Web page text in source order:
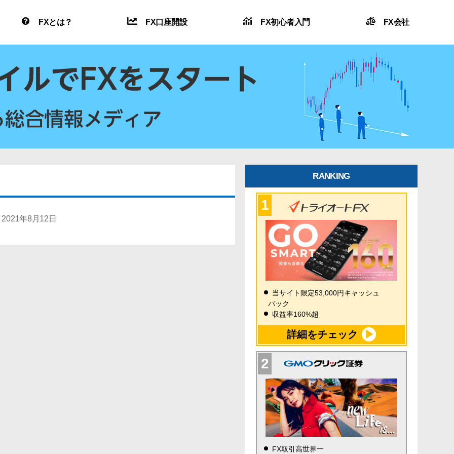
FXとは？ FX口座開設 FX初心者入門 FX会社
2021年8月12日
RANKING
当サイト限定53,000円キャッシュ
バック
収益率160%超
詳細をチェック
FX取引高世界一